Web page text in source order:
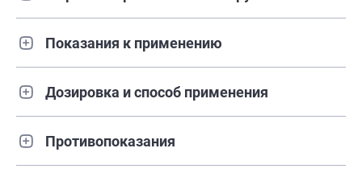
Показания к применению
Дозировка и способ применения
Противопоказания